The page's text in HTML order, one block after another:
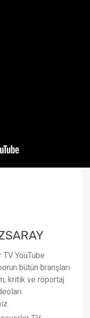
YouTube
bütün branşları
kritik ve röportaj